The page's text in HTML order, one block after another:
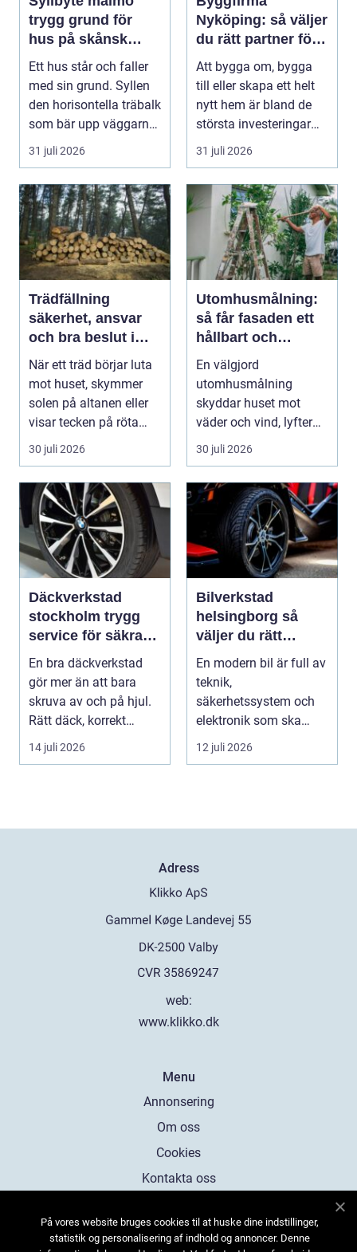
trygg grund för
hus på skånsk
mark
Ett hus står och faller
med sin grund. Syllen
den horisontella träbalk
som bär upp väggarna
mot pla...
31 juli 2026
Nyköping: så väljer
du rätt partner för
ditt projekt
Att bygga om, bygga
till eller skapa ett helt
nytt hem är bland de
största investeringar
m...
31 juli 2026
Trädfällning
säkerhet, ansvar
och bra beslut i
trädgården
När ett träd börjar luta
mot huset, skymmer
solen på altanen eller
visar tecken på röta
uppstår ofta...
30 juli 2026
Utomhusmålning:
så får fasaden ett
hållbart och
vackert resultat
En välgjord
utomhusmålning
skyddar huset mot
väder och vind, lyfter
helhetsintrycket...
30 juli 2026
Däckverkstad
stockholm trygg
service för säkra
mil året runt
En bra däckverkstad
gör mer än att bara
skruva av och på hjul.
Rätt däck, korrekt
montering och rege...
14 juli 2026
Bilverkstad
helsingborg så
väljer du rätt
service för din bil
En modern bil är full av
teknik,
säkerhetssystem och
elektronik som ska
fungera tillsammans
varje da...
12 juli 2026
Adress
web:
www.klikko.dk
Menu
Annonsering
Om oss
Cookies
Kontakta oss
På vores website bruges cookies til at huske dine indstillinger,
statistik og personalisering af indhold og annoncer. Denne